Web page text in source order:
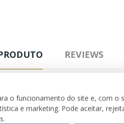
REVIEWS
o funcionamento do site e, com o
e marketing. Pode aceitar,